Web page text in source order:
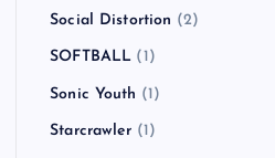
Social Distortion (2)
SOFTBALL (1)
Sonic Youth (1)
Starcrawler (1)